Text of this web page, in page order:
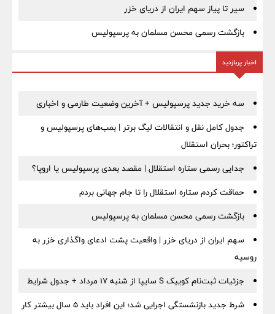
سیر تا پیاز سهم ایران از دریای خزر
بازگشت رسمی محسن مسلمان به پرسپولیس
اخبار پربازدید
سه خرید جدید پرسپولیس + آخرین وضعیت طارمی و اخباری
جدول کامل نقل و انتقالات لیگ برتر | بمب‌های پرسپولیس و
تراکتور؛ بحران استقلال
جدایی رسمی ستاره استقلال | مقصد بعدی پرسپولیس یا اروپا؟
حماقت کردم ستاره استقلال را تا جام جهانی بردم
بازگشت رسمی محسن مسلمان به پرسپولیس
سهم ایران از دریای خزر | واقعیت پشت ادعای واگذاری خزر به
روسیه
جزئیات ثبت‌نام کوییک S سایپا از شنبه ۱۷ مرداد + جدول شرایط
شرط جدید بازنشستگی اجرایی شد؛ این افراد باید ۵ سال بیشتر کار